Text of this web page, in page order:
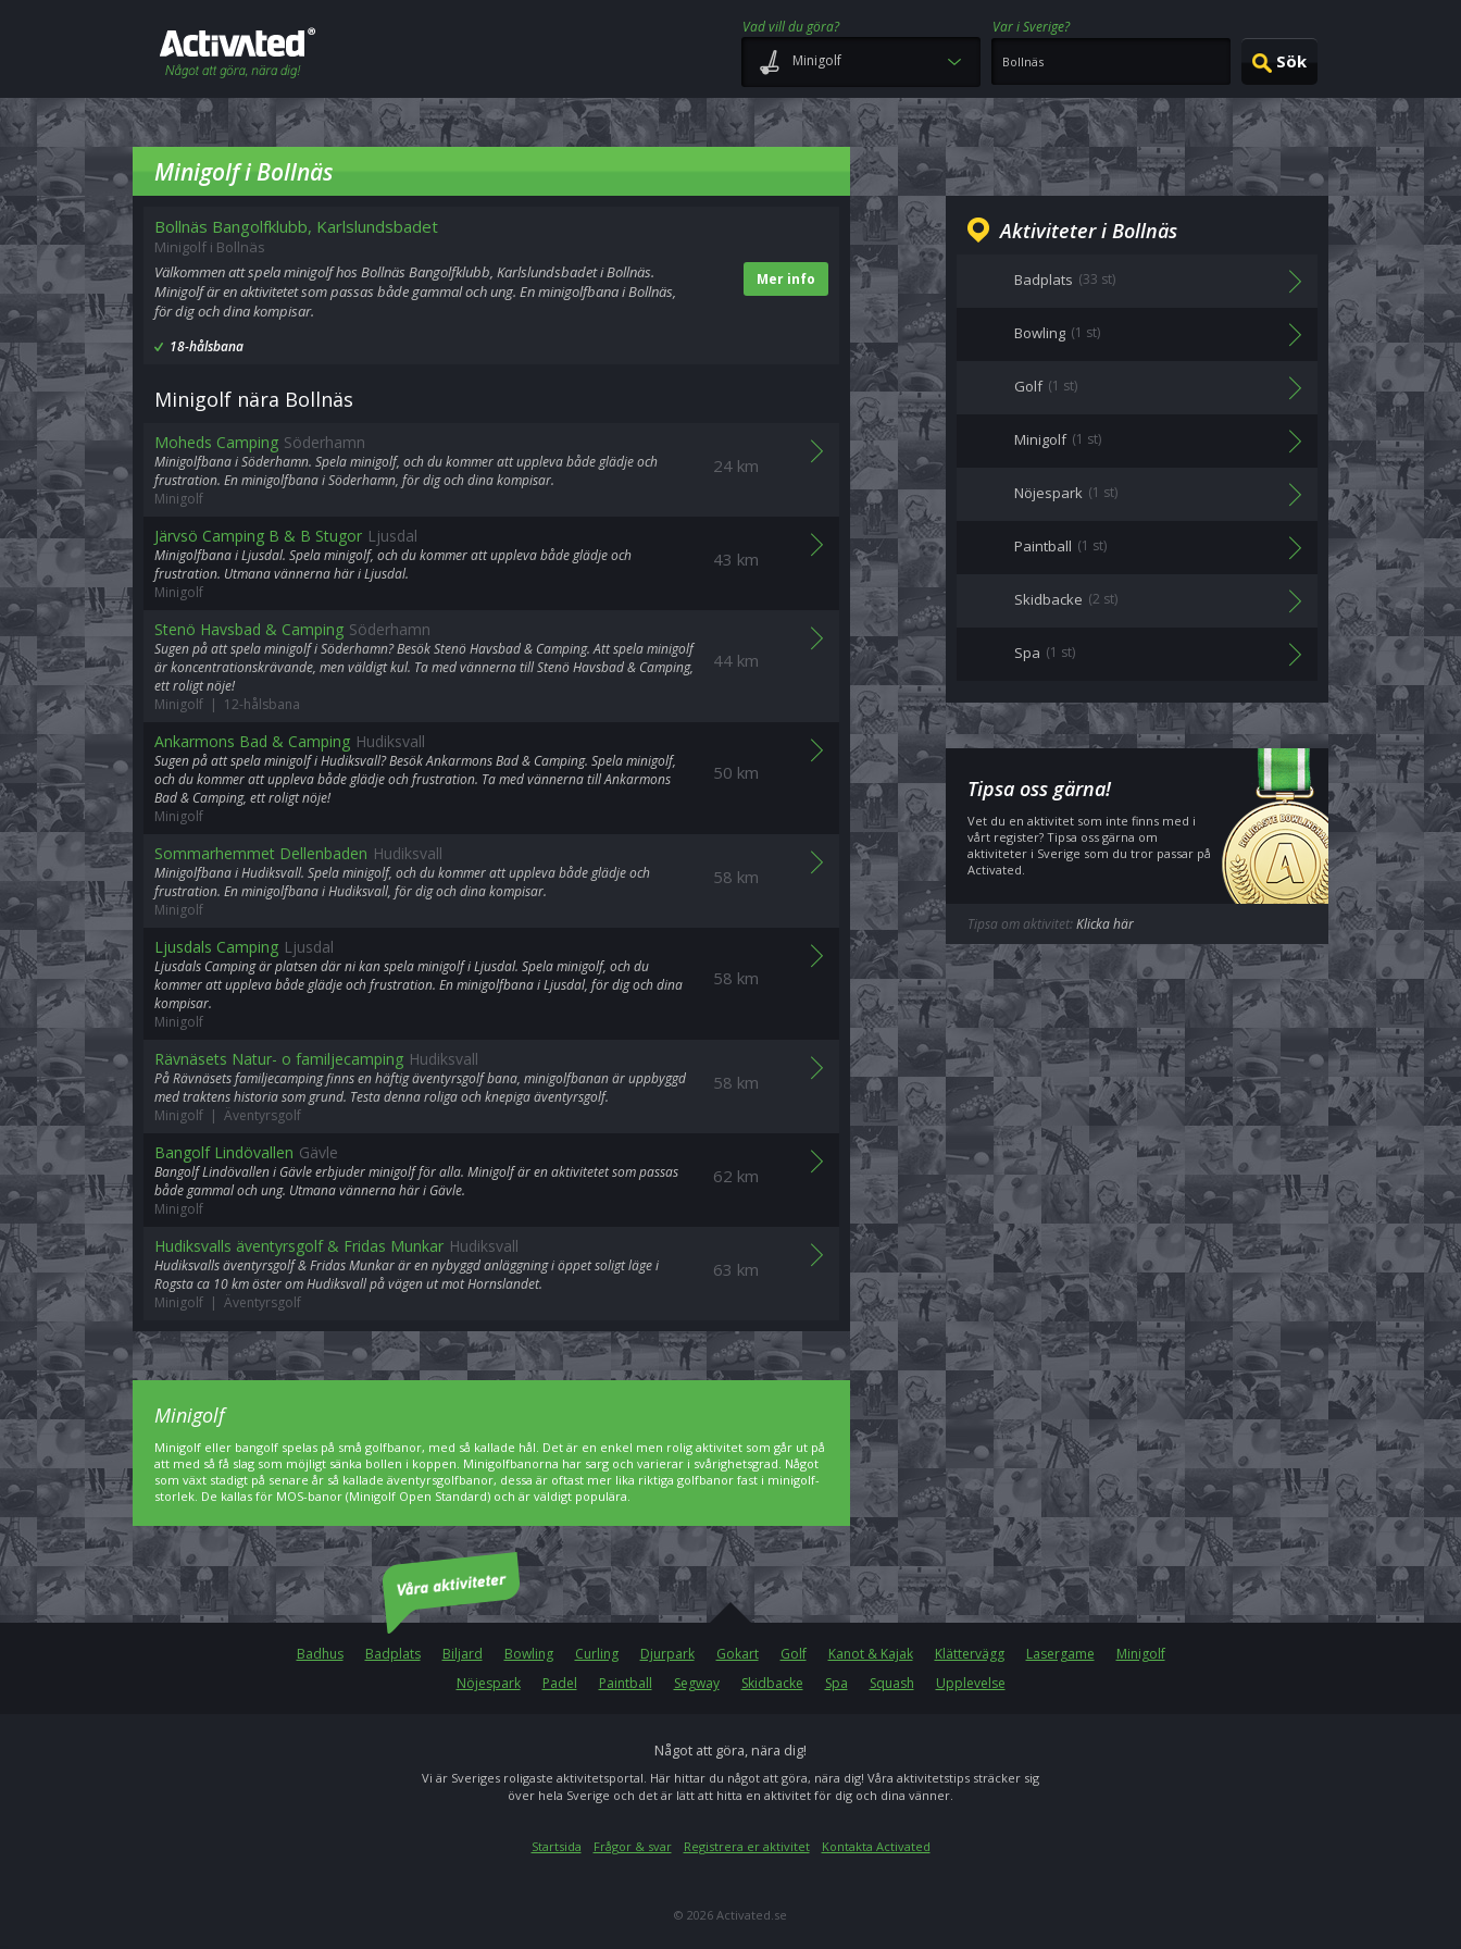
Vad vill du göra?
Var i Sverige?
Minigolf
Minigolf i Bollnäs
Bollnäs Bangolfklubb, Karlslundsbadet
Minigolf i Bollnäs
Mer info
Välkommen att spela minigolf hos Bollnäs Bangolfklubb, Karlslundsbadet i Bollnäs.
Minigolf är en aktivitetet som passas både gammal och ung. En minigolfbana i Bollnäs,
för dig och dina kompisar.
18-hålsbana
Minigolf nära Bollnäs
24 km
Moheds Camping Söderhamn
Minigolfbana i Söderhamn. Spela minigolf, och du kommer att uppleva både glädje och
frustration. En minigolfbana i Söderhamn, för dig och dina kompisar.
Minigolf
43 km
Järvsö Camping B & B Stugor Ljusdal
Minigolfbana i Ljusdal. Spela minigolf, och du kommer att uppleva både glädje och
frustration. Utmana vännerna här i Ljusdal.
Minigolf
44 km
Stenö Havsbad & Camping Söderhamn
Sugen på att spela minigolf i Söderhamn? Besök Stenö Havsbad & Camping. Att spela minigolf
är koncentrationskrävande, men väldigt kul. Ta med vännerna till Stenö Havsbad & Camping,
ett roligt nöje!
Minigolf | 12-hålsbana
50 km
Ankarmons Bad & Camping Hudiksvall
Sugen på att spela minigolf i Hudiksvall? Besök Ankarmons Bad & Camping. Spela minigolf,
och du kommer att uppleva både glädje och frustration. Ta med vännerna till Ankarmons
Bad & Camping, ett roligt nöje!
Minigolf
58 km
Sommarhemmet Dellenbaden Hudiksvall
Minigolfbana i Hudiksvall. Spela minigolf, och du kommer att uppleva både glädje och
frustration. En minigolfbana i Hudiksvall, för dig och dina kompisar.
Minigolf
58 km
Ljusdals Camping Ljusdal
Ljusdals Camping är platsen där ni kan spela minigolf i Ljusdal. Spela minigolf, och du
kommer att uppleva både glädje och frustration. En minigolfbana i Ljusdal, för dig och dina
kompisar.
Minigolf
58 km
Rävnäsets Natur- o familjecamping Hudiksvall
På Rävnäsets familjecamping finns en häftig äventyrsgolf bana, minigolfbanan är uppbyggd
med traktens historia som grund. Testa denna roliga och knepiga äventyrsgolf.
Minigolf | Äventyrsgolf
62 km
Bangolf Lindövallen Gävle
Bangolf Lindövallen i Gävle erbjuder minigolf för alla. Minigolf är en aktivitetet som passas
både gammal och ung. Utmana vännerna här i Gävle.
Minigolf
63 km
Hudiksvalls äventyrsgolf & Fridas Munkar Hudiksvall
Hudiksvalls äventyrsgolf & Fridas Munkar är en nybyggd anläggning i öppet soligt läge i
Rogsta ca 10 km öster om Hudiksvall på vägen ut mot Hornslandet.
Minigolf | Äventyrsgolf
Aktiviteter i Bollnäs
Badplats (33 st)
Bowling (1 st)
Golf (1 st)
Minigolf (1 st)
Nöjespark (1 st)
Paintball (1 st)
Skidbacke (2 st)
Spa (1 st)
Tipsa oss gärna!
Vet du en aktivitet som inte finns med i
vårt register? Tipsa oss gärna om
aktiviteter i Sverige som du tror passar på
Activated.
Tipsa om aktivitet:Klicka här
Minigolf
Minigolf eller bangolf spelas på små golfbanor, med så kallade hål. Det är en enkel men rolig aktivitet som går ut på
att med så få slag som möjligt sänka bollen i koppen. Minigolfbanorna har sarg och varierar i svårighetsgrad. Något
som växt stadigt på senare år så kallade äventyrsgolfbanor, dessa är oftast mer lika riktiga golfbanor fast i minigolf-
storlek. De kallas för MOS-banor (Minigolf Open Standard) och är väldigt populära.
Badhus Badplats Biljard Bowling Curling Djurpark Gokart Golf Kanot & Kajak Klättervägg Lasergame
Minigolf
Nöjespark
Padel Paintball Segway Skidbacke Spa Squash Upplevelse
Något att göra, nära dig!
Vi är Sveriges roligaste aktivitetsportal. Här hittar du något att göra, nära dig! Våra aktivitetstips sträcker sig
över hela Sverige och det är lätt att hitta en aktivitet för dig och dina vänner.
Startsida Frågor & svar Registrera er aktivitet Kontakta Activated
© 2026 Activated.se